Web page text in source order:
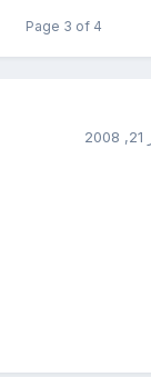
Page 3 of 4